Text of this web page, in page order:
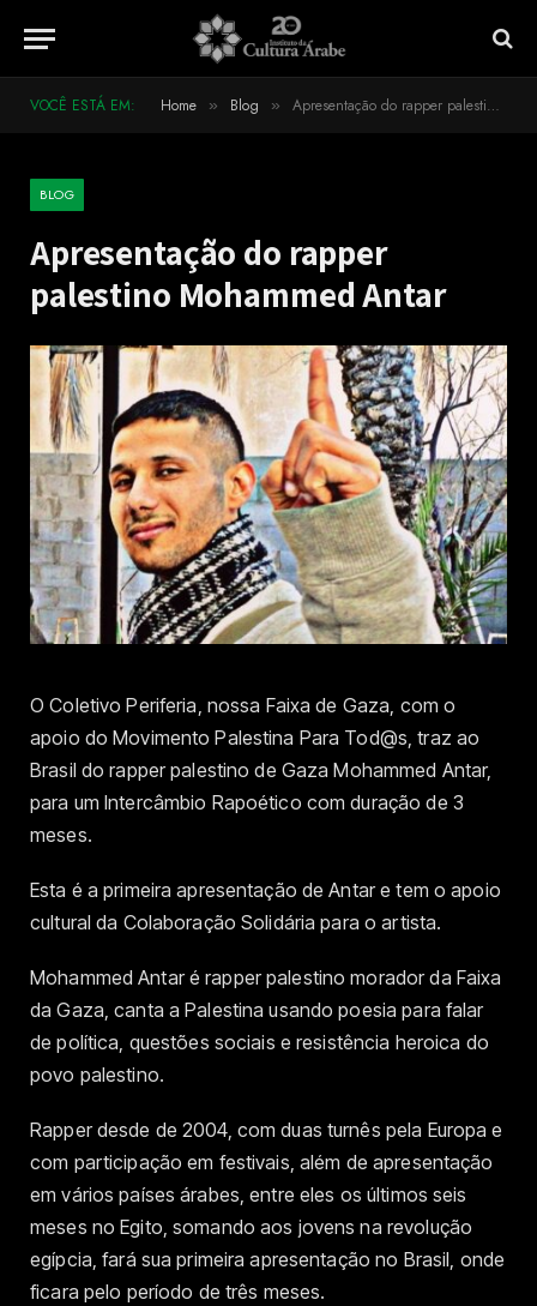
VOCÊ ESTÁ EM: Home » Blog » Apresentação do rapper palestino Mohammed Antar
BLOG
Apresentação do rapper
palestino Mohammed Antar
O Coletivo Periferia, nossa Faixa de Gaza, com o
apoio do Movimento Palestina Para Tod@s, traz ao
Brasil do rapper palestino de Gaza Mohammed Antar,
para um Intercâmbio Rapoético com duração de 3
meses.
Esta é a primeira apresentação de Antar e tem o apoio
cultural da Colaboração Solidária para o artista.
Mohammed Antar é rapper palestino morador da Faixa
da Gaza, canta a Palestina usando poesia para falar
de política, questões sociais e resistência heroica do
povo palestino.
Rapper desde de 2004, com duas turnês pela Europa e
com participação em festivais, além de apresentação
em vários países árabes, entre eles os últimos seis
meses no Egito, somando aos jovens na revolução
egípcia, fará sua primeira apresentação no Brasil, onde
ficara pelo período de três meses.